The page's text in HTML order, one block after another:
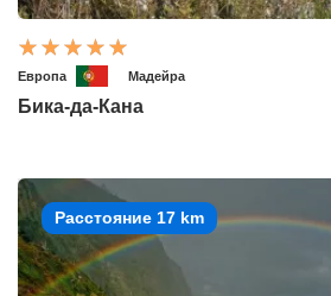
Европа Мадейра
Бика-да-Кана
Расстояние 17 km